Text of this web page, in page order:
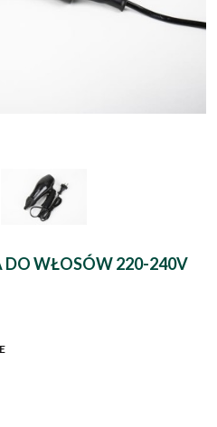
DO WŁOSÓW 220-240V